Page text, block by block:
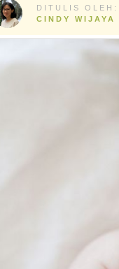
DITULIS OLEH:
CINDY WIJAYA